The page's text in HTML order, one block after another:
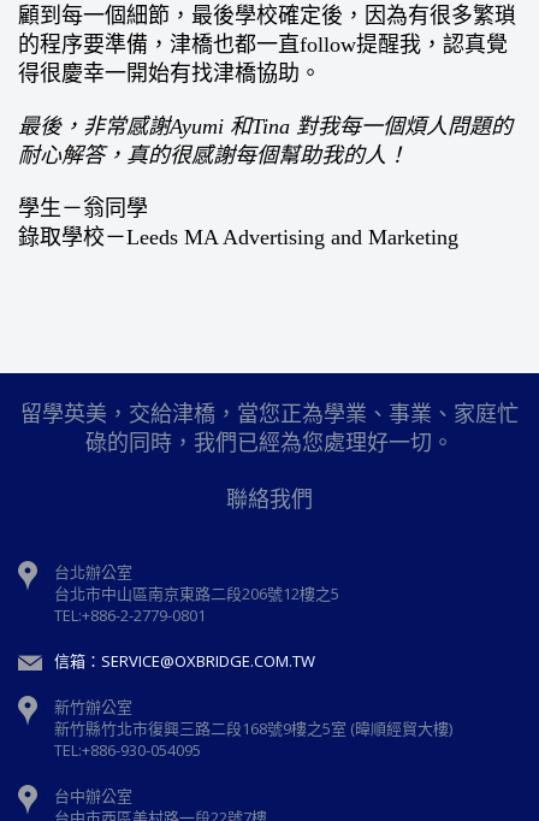
顧到每一個細節，最後學校確定後，因為有很多繁瑣
的程序要準備，津橋也都一直follow提醒我，認真覺
得很慶幸一開始有找津橋協助。
最後，非常感謝Ayumi 和Tina 對我每一個煩人問題的
耐心解答，真的很感謝每個幫助我的人！
學生－翁同學
錄取學校－Leeds MA Advertising and Marketing
留學英美，交給津橋，當您正為學業、事業、家庭忙
碌的同時，我們已經為您處理好一切。
聯絡我們
台北辦公室
台北市中山區南京東路二段206號12樓之5
TEL:+886-2-2779-0801
信箱：SERVICE@OXBRIDGE.COM.TW
新竹辦公室
新⽵縣⽵北市復興三路⼆段168號9樓之5室 (暐順經貿大樓)
TEL:+886-930-054095
台中辦公室